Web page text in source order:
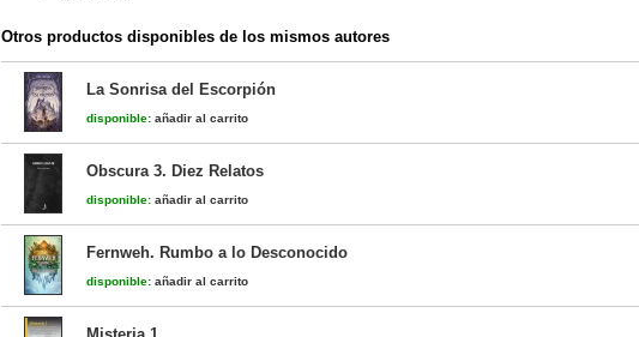
Otros productos disponibles de los mismos autores
La Sonrisa del Escorpión
disponible: añadir al carrito
Obscura 3. Diez Relatos
disponible: añadir al carrito
Fernweh. Rumbo a lo Desconocido
disponible: añadir al carrito